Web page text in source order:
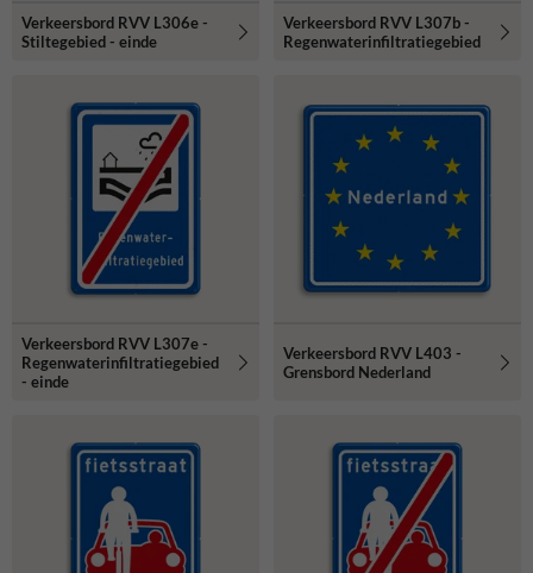
Verkeersbord RVV L306e -
Stiltegebied - einde
Verkeersbord RVV L307b -
Regenwaterinfiltratiegebied
Verkeersbord RVV L307e -
Regenwaterinfiltratiegebied
- einde
Verkeersbord RVV L403 -
Grensbord Nederland